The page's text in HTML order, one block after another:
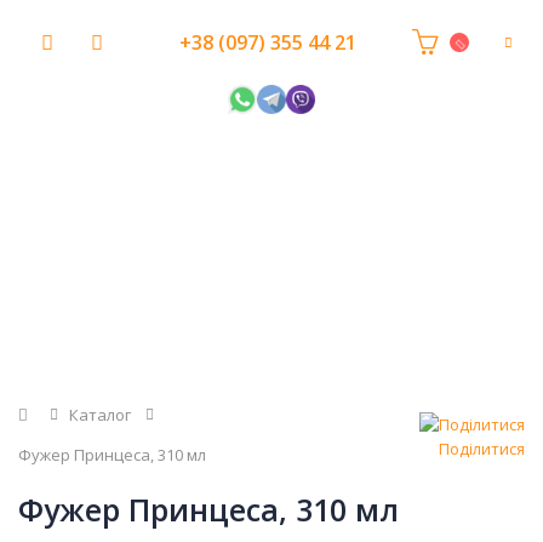
+38 (097) 355 44 21
Головна
Каталог
Фужер Принцеса, 310 мл
Поділитися
Фужер Принцеса, 310 мл